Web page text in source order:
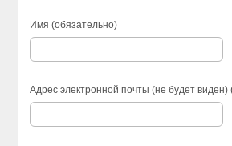
Имя (обязательно)
Адрес электронной почты (не будет виден)